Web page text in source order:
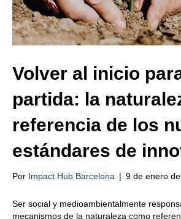
Volver al inicio
partida: la
referencia de los
estándares de
Por Impact Hub Barcelona | 9 de enero
Ser social y medioambientalmente
mecanismos de la naturaleza como